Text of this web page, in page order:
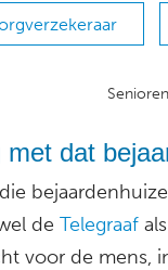
met dat
de Telegraaf
voor de mens,